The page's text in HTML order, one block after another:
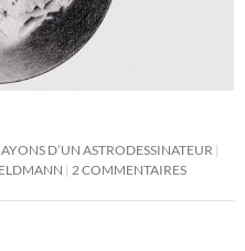
D’UN ASTRODESSINATEUR
2 COMMENTAIRES